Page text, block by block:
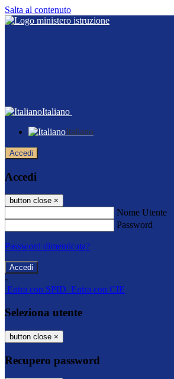
Salta al contenuto
Italiano
Italiano
Accedi
Accedi
button close ×
Nome Utente
Password
Password dimenticata?
-
Entra con SPID Entra con CIE
Seleziona utente
button close ×
Recupero password